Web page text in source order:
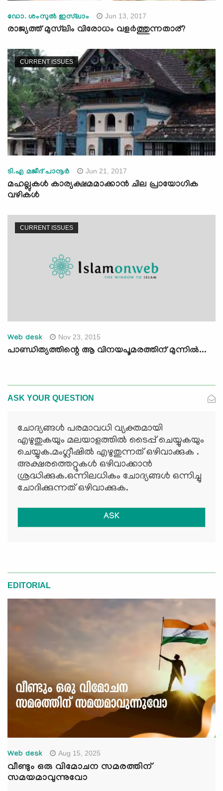
ഡോ. ശംസുല്‍ ഇസ്‌ലാം Jun 13, 2017
രാജ്യത്ത് മുസ്‌ലിം വിരോധം വളര്‍ത്തുന്നതാര്?
CURRENT ISSUES
ടി.എ മജീദ് പാനൂര്‍ Jun 21, 2017
മഹല്ലുകള്‍ കാര്യക്ഷമമാക്കാന്‍ ചില പ്രായോഗിക
വഴികള്‍
CURRENT ISSUES
Web desk Nov 23, 2015
പാണ്ഡിത്യത്തിന്റെ ആ വിനയപൂമരത്തിന് മുന്നില്‍...
ASK YOUR QUESTION
ചോദ്യങ്ങള്‍ പരമാവധി വ്യക്തമായി
എഴുതുകയും മലയാളത്തില്‍ ടൈപ്പ് ചെയ്യുകയും
ചെയ്യുക.മംഗ്ലീഷില്‍ എഴുതുന്നത് ഒഴിവാക്കുക .
അക്ഷരത്തെറ്റുകള്‍ ഒഴിവാക്കാന്‍
ശ്രദ്ധിക്കുക.ഒന്നിലധികം ചോദ്യങ്ങള്‍ ഒന്നിച്ചു
ചോദിക്കുന്നത് ഒഴിവാക്കുക.
ASK
EDITORIAL
Web desk Aug 15, 2025
വീണ്ടും ഒരു വിമോചന സമരത്തിന്
സമയമാവുന്നുവോ